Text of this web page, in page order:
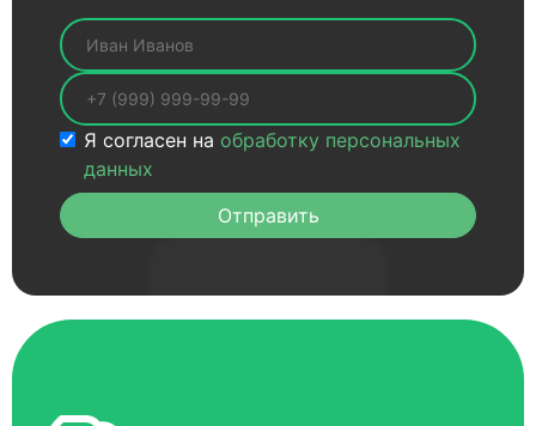
Я согласен на обработку персональных
данных
Отправить